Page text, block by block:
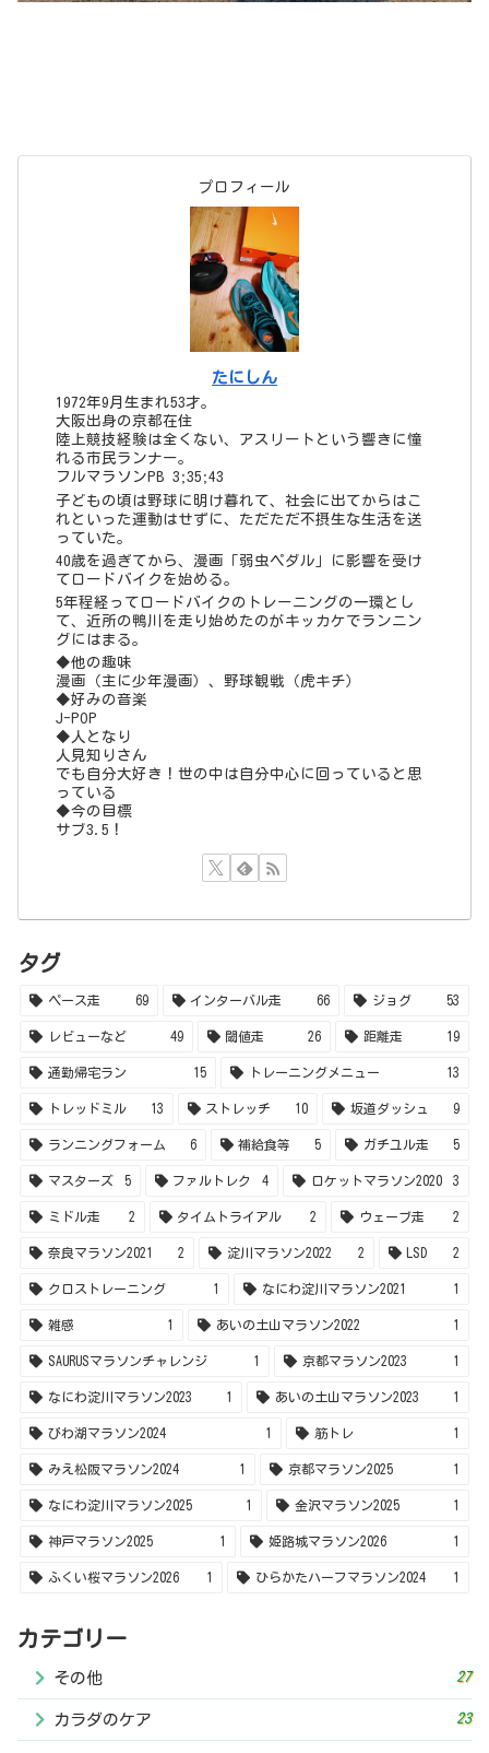
プロフィール
たにしん
1972年9月生まれ53才。
大阪出身の京都在住
陸上競技経験は全くない、アスリートという響きに憧
れる市民ランナー。
フルマラソンPB 3;35;43
子どもの頃は野球に明け暮れて、社会に出てからはこ
れといった運動はせずに、ただただ不摂生な生活を送
っていた。
40歳を過ぎてから、漫画「弱虫ペダル」に影響を受け
てロードバイクを始める。
5年程経ってロードバイクのトレーニングの一環とし
て、近所の鴨川を走り始めたのがキッカケでランニン
グにはまる。
◆他の趣味
漫画（主に少年漫画）、野球観戦（虎キチ）
◆好みの音楽
J-POP
◆人となり
人見知りさん
でも自分大好き！世の中は自分中心に回っていると思
っている
◆今の目標
サブ3.5！
タグ
ペース走 69 インターバル走 66 ジョグ 53
レビューなど 49 閾値走 26 距離走 19
通勤帰宅ラン 15 トレーニングメニュー 13
トレッドミル 13 ストレッチ 10 坂道ダッシュ 9
ランニングフォーム 6 補給食等 5 ガチユル走 5
マスターズ 5 ファルトレク 4 ロケットマラソン2020 3
ミドル走 2 タイムトライアル 2 ウェーブ走 2
奈良マラソン2021 2 淀川マラソン2022 2 LSD 2
クロストレーニング 1 なにわ淀川マラソン2021 1
雑感 1 あいの土山マラソン2022 1
SAURUSマラソンチャレンジ 1 京都マラソン2023 1
なにわ淀川マラソン2023 1 あいの土山マラソン2023 1
びわ湖マラソン2024 1 筋トレ 1
みえ松阪マラソン2024 1 京都マラソン2025 1
なにわ淀川マラソン2025 1 金沢マラソン2025 1
神戸マラソン2025 1 姫路城マラソン2026 1
ふくい桜マラソン2026 1 ひらかたハーフマラソン2024 1
カテゴリー
その他 27
カラダのケア 23